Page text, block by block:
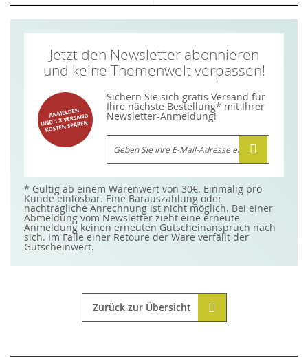
Jetzt den Newsletter abonnieren
und keine Themenwelt verpassen!
Sichern Sie sich gratis Versand für
Ihre nächste Bestellung* mit Ihrer
Newsletter-Anmeldung!
Melden
Sie
für
unseren
Newsletter
an:
* Gültig ab einem Warenwert von 30€. Einmalig pro
Kunde einlösbar. Eine Barauszahlung oder
nachträgliche Anrechnung ist nicht möglich. Bei einer
Abmeldung vom Newsletter zieht eine erneute
Anmeldung keinen erneuten Gutscheinanspruch nach
sich. Im Falle einer Retoure der Ware verfällt der
Gutscheinwert.
Zurück zur Übersicht